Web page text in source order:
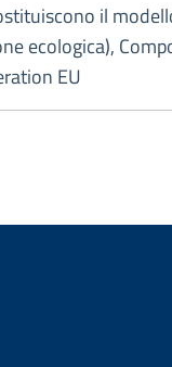
il
ecologica),
EU